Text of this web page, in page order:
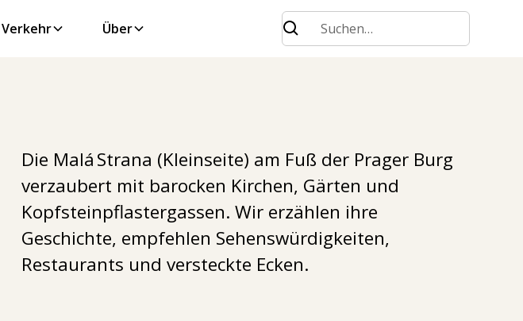
Verkehr Über
Die Malá Strana (Kleinseite) am Fuß der Prager Burg
verzaubert mit barocken Kirchen, Gärten und
Kopfsteinpflastergassen. Wir erzählen ihre
Geschichte, empfehlen Sehenswürdigkeiten,
Restaurants und versteckte Ecken.